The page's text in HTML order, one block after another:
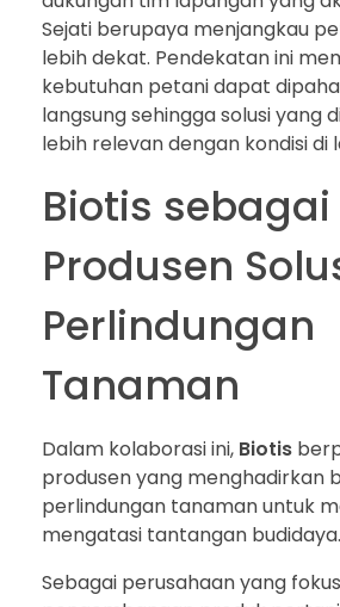
Sejati berupaya menjangkau
lebih dekat. Pendekatan ini
kebutuhan petani dapat
langsung sehingga solusi yang
lebih relevan dengan kondisi di
Biotis sebagai
Produsen
Perlindungan
Tanaman
Dalam kolaborasi ini, Biotis
produsen yang menghadirkan
perlindungan tanaman untuk
mengatasi tantangan budidaya.
Sebagai perusahaan yang